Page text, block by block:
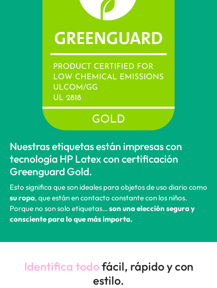
Nuestras etiquetas están impresas con
tecnología HP Latex con certificación
Greenguard Gold.
Esto significa que son ideales para objetos de uso diario como
su ropa, que están en contacto constante con los niños.
Porque no son solo etiquetas… son una elección segura y
consciente para lo que más importa.
Identifica todofácil, rápido y con
estilo.